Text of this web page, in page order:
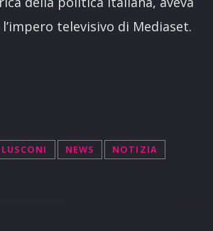
televisivo di Mediaset.
NEWS NOTIZIA